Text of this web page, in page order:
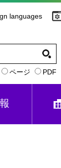
languages
ページ PDF